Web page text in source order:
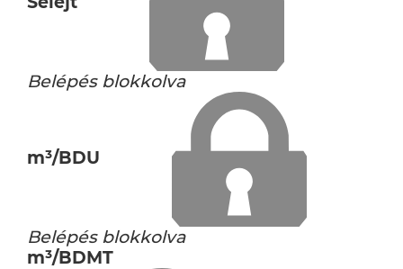
Belépés blokkolva
m³/BDU
Belépés blokkolva
m³/BDMT